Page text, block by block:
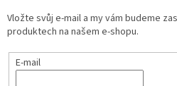
Vložte svůj e-mail a my vám budeme
produktech na našem e-shopu.
E-mail